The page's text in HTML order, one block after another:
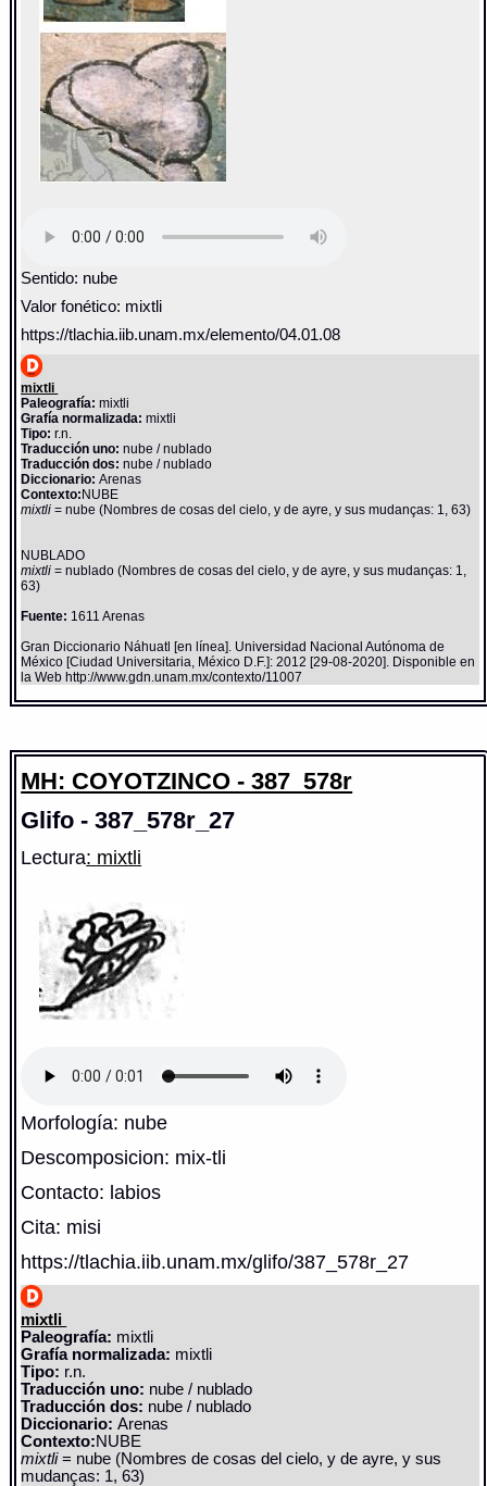
Sentido: nube
Valor fonético: mixtli
https://tlachia.iib.unam.mx/elemento/04.01.08
mixtli
Paleografía: mixtli
Grafía normalizada: mixtli
Tipo: r.n.
Traducción uno: nube / nublado
Traducción dos: nube / nublado
Diccionario:Arenas
Contexto: NUBE
mixtli= nube (Nombres de cosas del cielo, y de ayre, y sus mudanças: 1, 63)
NUBLADO
mixtli= nublado (Nombres de cosas del cielo, y de ayre, y sus mudanças: 1,
63)
Fuente: 1611 Arenas
Gran Diccionario Náhuatl [en línea]. Universidad Nacional Autónoma de
México [Ciudad Universitaria, México D.F.]: 2012 [29-08-2020]. Disponible en
la Web http://www.gdn.unam.mx/contexto/11007
MH: COYOTZINCO - 387_578r
Glifo - 387_578r_27
Lectura: mixtli
Morfología: nube
Descomposicion: mix-tli
Contacto: labios
Cita: misi
https://tlachia.iib.unam.mx/glifo/387_578r_27
mixtli
Paleografía: mixtli
Grafía normalizada: mixtli
Tipo: r.n.
Traducción uno: nube / nublado
Traducción dos: nube / nublado
Diccionario:Arenas
Contexto:NUBE
mixtli= nube (Nombres de cosas del cielo, y de ayre, y sus
mudanças: 1, 63)